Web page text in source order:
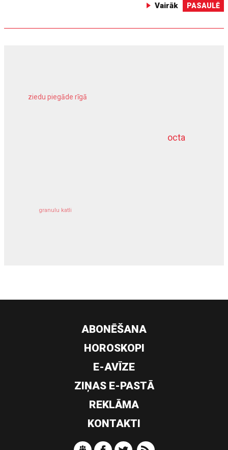
Vairāk PASAULĒ
octa
ziedu piegāde rīgā
granulu katli
dziļurbums
ABONĒŠANA
HOROSKOPI
E-AVĪZE
ZIŅAS E-PASTĀ
REKLĀMA
KONTAKTI